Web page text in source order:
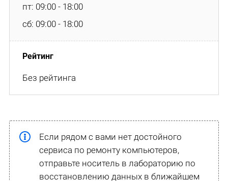
пт: 09:00 - 18:00
сб: 09:00 - 18:00
Без рейтинга
Если рядом с вами нет достойного
сервиса по ремонту компьютеров,
отправьте носитель в лабораторию по
восстановлению данных в ближайшем